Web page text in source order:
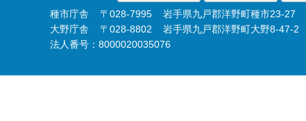
種市庁舎
〒028-7995 岩手県九戸郡洋野町種市23-27
大野庁舎
〒028-8802 岩手県九戸郡洋野町大野8-47-2
法人番号：8000020035076